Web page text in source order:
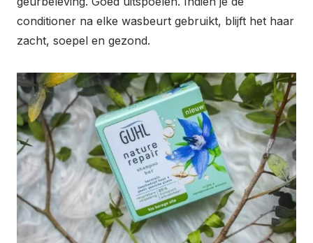
conditioner na elke wasbeurt gebruikt, blijft het haar
zacht, soepel en gezond.